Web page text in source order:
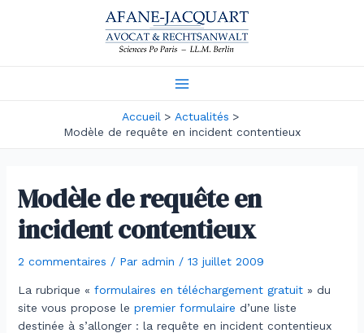
Menu
Accueil
Actualités
Modèle de requête en incident contentieux
Modèle de requête en
incident contentieux
2 commentaires / Par admin / 13 juillet 2009
La rubrique « formulaires en téléchargement gratuit» du
site vous propose le premier formulaire d’une liste
destinée à s’allonger : la requête en incident contentieux